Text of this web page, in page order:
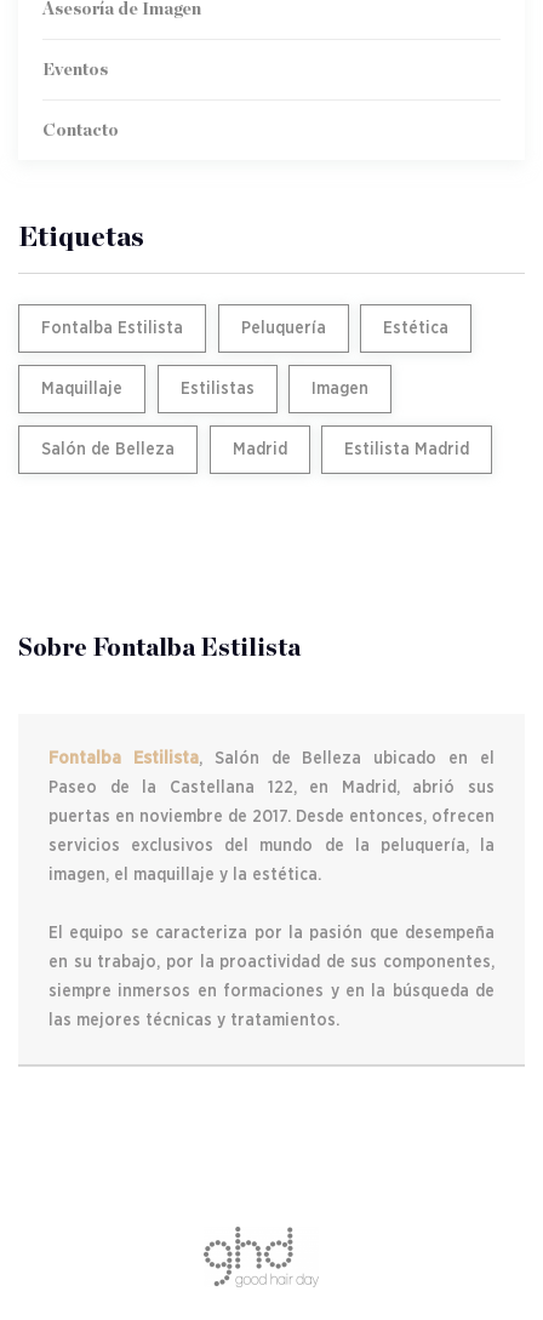
Asesoría de Imagen
Eventos
Contacto
Etiquetas
Fontalba Estilista Peluquería Estética
Maquillaje Estilistas Imagen
Salón de Belleza Madrid Estilista Madrid
Sobre Fontalba Estilista
Fontalba Estilista, Salón de Belleza ubicado en el
Paseo de la Castellana 122, en Madrid, abrió sus
puertas en noviembre de 2017. Desde entonces, ofrecen
servicios exclusivos del mundo de la peluquería, la
imagen, el maquillaje y la estética.
El equipo se caracteriza por la pasión que desempeña
en su trabajo, por la proactividad de sus componentes,
siempre inmersos en formaciones y en la búsqueda de
las mejores técnicas y tratamientos.